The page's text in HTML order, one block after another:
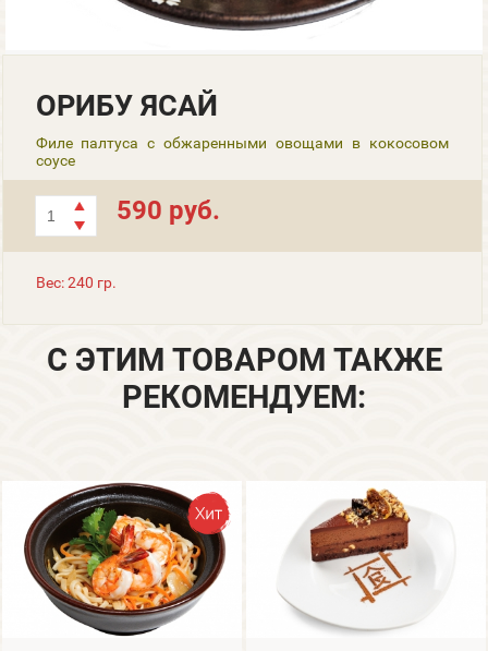
ОРИБУ ЯСАЙ
Филе палтуса с обжаренными овощами в кокосовом
соусе
590 руб.
Вес: 240 гр.
С ЭТИМ ТОВАРОМ ТАКЖЕ
РЕКОМЕНДУЕМ: